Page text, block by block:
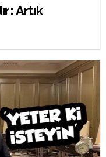
Artık